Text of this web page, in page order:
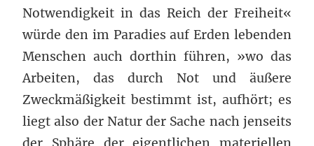
Notwendigkeit in das Reich der Freiheit«
würde den im Paradies auf Erden lebenden
Menschen auch dorthin führen, »wo das
Arbeiten, das durch Not und äußere
Zweckmäßigkeit bestimmt ist, aufhört; es
liegt also der Natur der Sache nach jenseits